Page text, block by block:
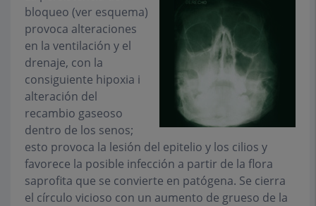
bloqueo (ver esquema)
provoca alteraciones
en la ventilación y el
drenaje, con la
consiguiente hipoxia i
alteración del
recambio gaseoso
dentro de los senos;
esto provoca la lesión del epitelio y los cilios y
favorece la posible infección a partir de la flora
saprofita que se convierte en patógena. Se cierra
el círculo vicioso con un aumento de grueso de la